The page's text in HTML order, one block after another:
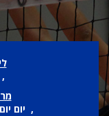
,
, יום יום